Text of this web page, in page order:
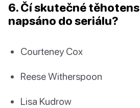
6. Čí skutečné
napsáno do seriálu?
Courteney Cox
Reese Witherspoon
Lisa Kudrow